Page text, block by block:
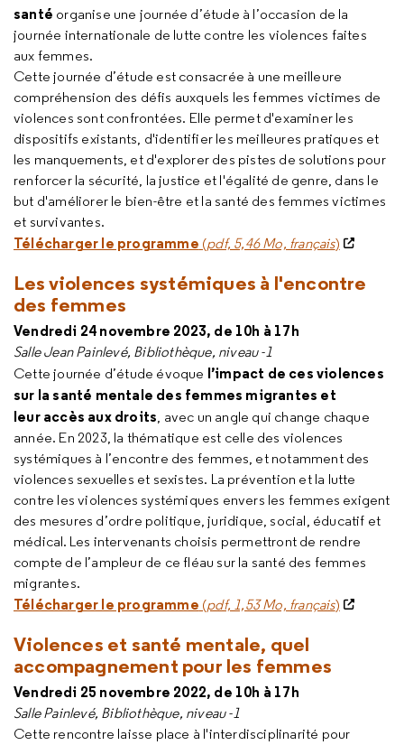
santé organise une journée d’étude à l’occasion de la
journée internationale de lutte contre les violences faites
aux femmes.
Cette journée d’étude est consacrée à une meilleure
compréhension des défis auxquels les femmes victimes de
violences sont confrontées. Elle permet d'examiner les
dispositifs existants, d'identifier les meilleures pratiques et
les manquements, et d'explorer des pistes de solutions pour
renforcer la sécurité, la justice et l'égalité de genre, dans le
but d'améliorer le bien-être et la santé des femmes victimes
et survivantes.
Télécharger le programme (pdf, 5,46 Mo, français)
Les violences systémiques à l'encontre
des femmes
Vendredi 24 novembre 2023, de 10h à 17h
Salle Jean Painlevé, Bibliothèque, niveau -1
Cette journée d’étude évoque l’impact de ces violences
sur la santé mentale des femmes migrantes et
leur accès aux droits, avec un angle qui change chaque
année. En 2023, la thématique est celle des violences
systémiques à l’encontre des femmes, et notamment des
violences sexuelles et sexistes. La prévention et la lutte
contre les violences systémiques envers les femmes exigent
des mesures d’ordre politique, juridique, social, éducatif et
médical. Les intervenants choisis permettront de rendre
compte de l’ampleur de ce fléau sur la santé des femmes
migrantes.
Télécharger le programme (pdf, 1,53 Mo, français)
Violences et santé mentale, quel
accompagnement pour les femmes
Vendredi 25 novembre 2022, de 10h à 17h
Salle Painlevé, Bibliothèque, niveau -1
Cette rencontre laisse place à l'interdisciplinarité pour